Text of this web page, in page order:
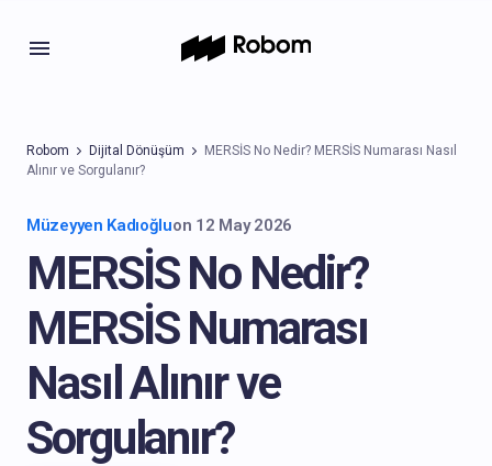
Robom Dijital Dönüşüm
MERSİS No Nedir? MERSİS Numarası Nasıl
Alınır ve Sorgulanır?
Müzeyyen Kadıoğluon 12 May 2026
MERSİS No Nedir?
MERSİS Numarası
Nasıl Alınır ve
Sorgulanır?